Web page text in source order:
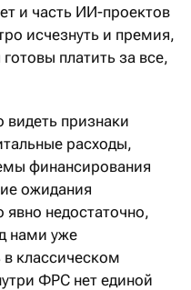
и часть ИИ-проектов
исчезнуть и премия,
платить за все,
признаки
расходы,
финансирования
ожидания
явно недостаточно,
нами уже
классическом
ФРС нет единой